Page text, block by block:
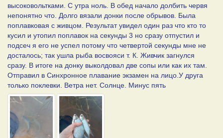
высоковольтками. С утра ноль. В обед начало долбить червя
непонятно что. Долго вязали донки после обрывов. Была
поплавковая с живцом. Результат увидел один раз что кто то
кусил и утопил поплавок на секунды 3 но сразу отпустил и
подсеч я его не успел потому что четвертой секунды мне не
досталось; так ушла рыба восвояси т. К. Живчик загнулся
сразу. В итоге на донку выколдовал две сопы или как их там.
Отправил в Синхронное плавание экзамен на лицо.У друга
только поклевки. Ветра нет. Солнце. Минус пять